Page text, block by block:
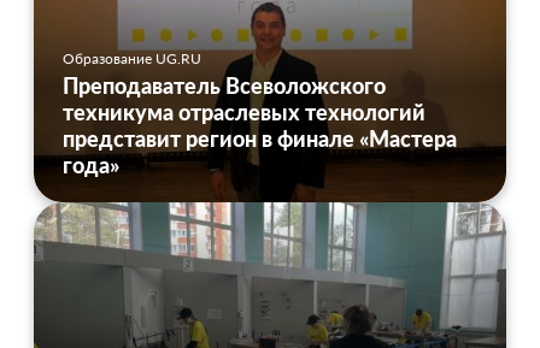
Образование UG.RU
Преподаватель Всеволожского
техникума отраслевых технологий
представит регион в финале «Мастера
года»